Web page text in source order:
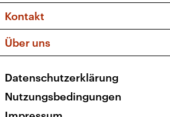
Kakadu – Das
Frequenzen (UKW + DAB+)
FAQ
Apps
Newsletter
Veranstaltungen
Kontakt
Social Media
Über uns
Presse
Karriere
Datenschutzerklärung
Nutzungsbedingungen